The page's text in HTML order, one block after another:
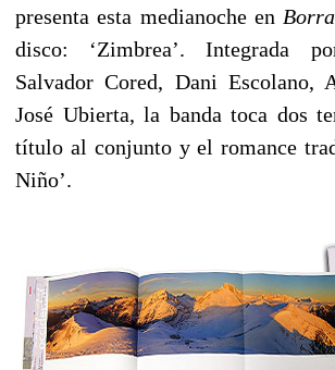
presenta esta medianoche en
disco: ‘Zimbrea’. Integrada
Salvador Cored, Dani Escolano,
José Ubierta, la banda toca dos
título al conjunto y el romance
Niño’.